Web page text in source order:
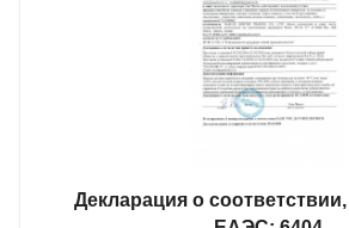
Декларация о